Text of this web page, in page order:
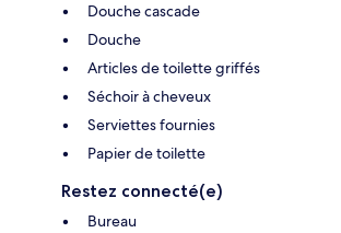
Douche cascade
Douche
Articles de toilette griffés
Séchoir à cheveux
Serviettes fournies
Papier de toilette
Restez connecté(e)
Bureau